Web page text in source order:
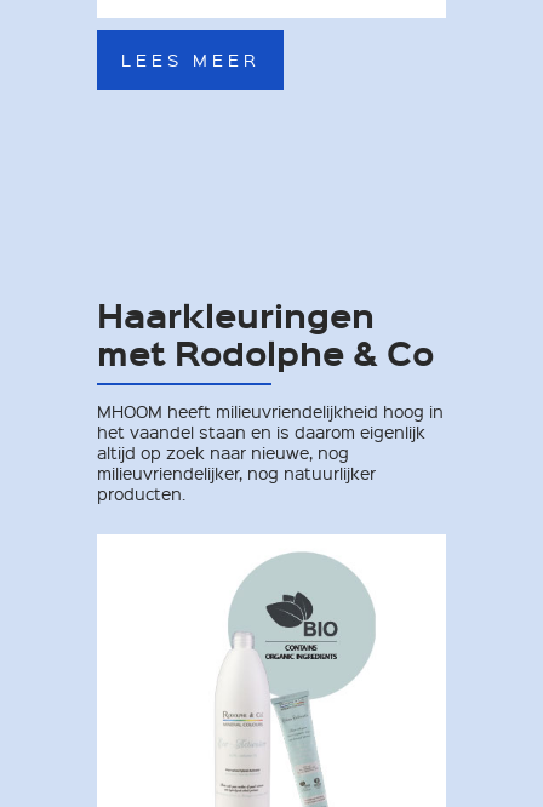
LEES MEER
Haarkleuringen
met Rodolphe & Co
MHOOM heeft milieuvriendelijkheid hoog in
het vaandel staan en is daarom eigenlijk
altijd op zoek naar nieuwe, nog
milieuvriendelijker, nog natuurlijker
producten.